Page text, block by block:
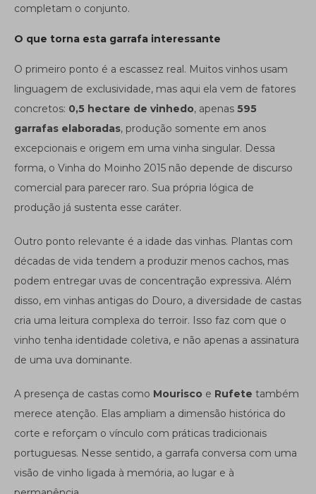
completam o conjunto.
O que torna esta garrafa interessante
O primeiro ponto é a escassez real. Muitos vinhos usam
linguagem de exclusividade, mas aqui ela vem de fatores
concretos: 0,5 hectare de vinhedo, apenas 595
garrafas elaboradas, produção somente em anos
excepcionais e origem em uma vinha singular. Dessa
forma, o Vinha do Moinho 2015 não depende de discurso
comercial para parecer raro. Sua própria lógica de
produção já sustenta esse caráter.
Outro ponto relevante é a idade das vinhas. Plantas com
décadas de vida tendem a produzir menos cachos, mas
podem entregar uvas de concentração expressiva. Além
disso, em vinhas antigas do Douro, a diversidade de castas
cria uma leitura complexa do terroir. Isso faz com que o
vinho tenha identidade coletiva, e não apenas a assinatura
de uma uva dominante.
A presença de castas como Mourisco e Rufete também
merece atenção. Elas ampliam a dimensão histórica do
corte e reforçam o vínculo com práticas tradicionais
portuguesas. Nesse sentido, a garrafa conversa com uma
visão de vinho ligada à memória, ao lugar e à